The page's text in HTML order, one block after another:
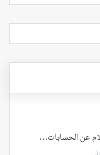
عن الحسابات…